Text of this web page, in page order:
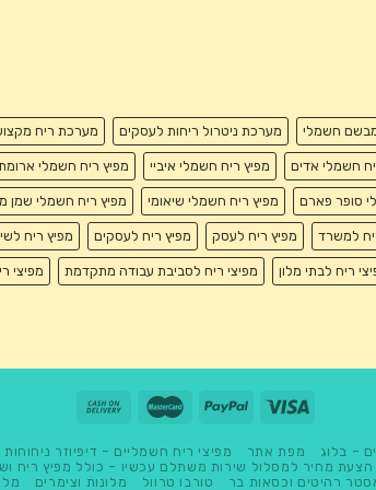
חשמלי מערכת ניטרול ריחות לעסקים מערכת ריח
חשמלי אדים מפיץ ריח חשמלי איביי מפיץ ריח חשמלי
סופר פארם מפיץ ריח חשמלי שיאומי מפיץ ריח חשמלי שמן
למשרד מפיץ ריח לעסק מפיץ ריח לעסקים מפיץ ריח
ריח לבתי מלון מפיצי ריח לסביבת עבודה מתקדמת מפיצי
– בלוג מפת אתר מפיצי ריח חשמליים – דיפיוזר
מחיר למסלול שירות משתלם עכשיו – כולל מפיץ ריח
רהיטים וכסאות בר
טורבו טרוול מלונות וצימרים